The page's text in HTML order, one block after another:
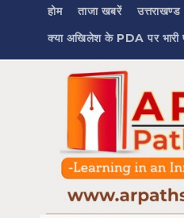
होम ताजा खबरें उत्तराखण्ड
क्या अखिलेश के PDA पर भारी